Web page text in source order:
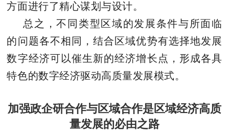
方面进行了精心谋划与设计。
总之，不同类型区域的发展条件与所面临
的问题各不相同，结合区域优势有选择地发展
数字经济可以催生新的经济增长点，形成各具
特色的数字经济驱动高质量发展模式。
加强政企研合作与区域合作是区域经济高质
量发展的必由之路